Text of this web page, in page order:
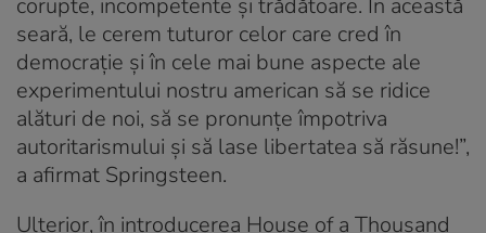
seară, le cerem tuturor celor care cred în
democrație și în cele mai bune aspecte ale
experimentului nostru american să se ridice
alături de noi, să se pronunțe împotriva
autoritarismului și să lase libertatea să răsune!”,
a afirmat Springsteen.
Ulterior, în introducerea House of a Thousand